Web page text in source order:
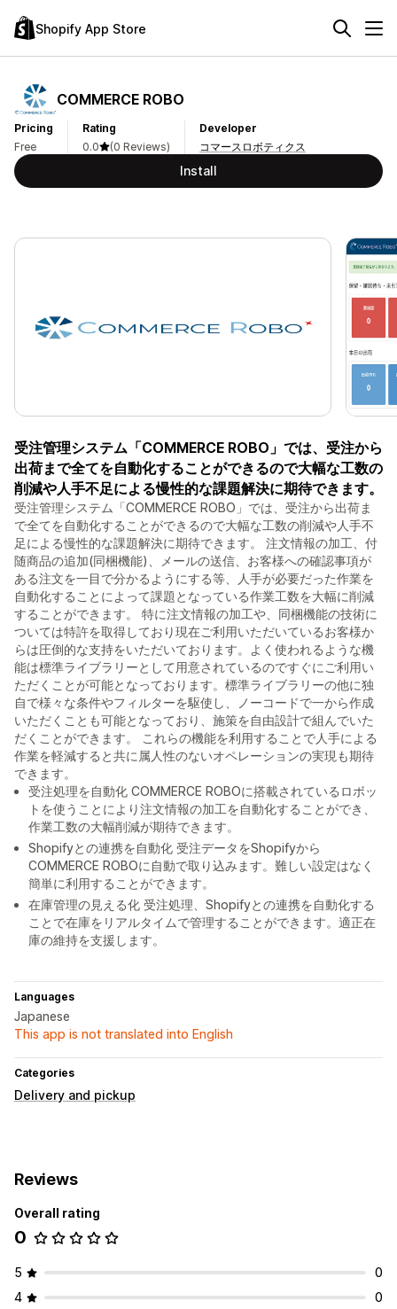
Shopify App Store
COMMERCE ROBO
Pricing
Free
Rating
0.0
(0 Reviews)
Developer
コマースロボティクス
Install
受注管理システム「COMMERCE ROBO」では、受注から
出荷まで全てを自動化することができるので大幅な工数の
削減や人手不足による慢性的な課題解決に期待できます。
受注管理システム「COMMERCE ROBO」では、受注から出荷ま
で全てを自動化することができるので大幅な工数の削減や人手不
足による慢性的な課題解決に期待できます。 注文情報の加工、付
随商品の追加(同梱機能)、メールの送信、お客様への確認事項が
ある注文を一目で分かるようにする等、人手が必要だった作業を
自動化することによって課題となっている作業工数を大幅に削減
することができます。 特に注文情報の加工や、同梱機能の技術に
ついては特許を取得しており現在ご利用いただいているお客様か
らは圧倒的な支持をいただいております。よく使われるような機
能は標準ライブラリーとして用意されているのですぐにご利用い
ただくことが可能となっております。標準ライブラリーの他に独
自で様々な条件やフィルターを駆使し、ノーコードで一から作成
いただくことも可能となっており、施策を自由設計で組んでいた
だくことができます。 これらの機能を利用することで人手による
作業を軽減すると共に属人性のないオペレーションの実現も期待
できます。
受注処理を自動化 COMMERCE ROBOに搭載されているロボッ
トを使うことにより注文情報の加工を自動化することができ、
作業工数の大幅削減が期待できます。
Shopifyとの連携を自動化 受注データをShopifyから
COMMERCE ROBOに自動で取り込みます。難しい設定はなく
簡単に利用することができます。
在庫管理の見える化 受注処理、Shopifyとの連携を自動化する
ことで在庫をリアルタイムで管理することができます。適正在
庫の維持を支援します。
Languages
Japanese
This app is not translated into English
Categories
Delivery and pickup
Reviews
Overall rating
0
5
0
4
0